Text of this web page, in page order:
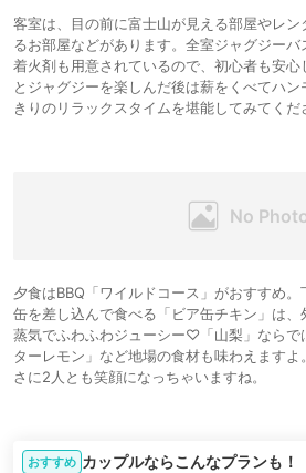
客室は、目の前に富士山が見える部屋やレン
るお部屋などがあります。全室ジャグジーバ
着火剤も用意されているので、初心者も安
とジャグジーを楽しんだ後は薪をくべてハ
きりのリラックスタイムを堪能してみてくだ
夕食はBBQ「ワイルドコース」がおすすめ
缶を差し込んで食べる「ビア缶チキン」は
蒸気でふわふわジューシー♡「山梨」ならで
ターレモン」など地場の食材も味わえます
さに2人とも笑顔になっちゃいますね。
おすすめ カップルならこんなプランも！